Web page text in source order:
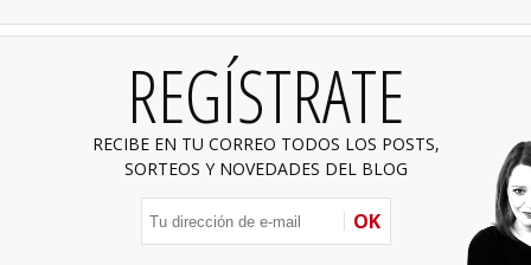
REGÍSTRATE
RECIBE EN TU CORREO TODOS LOS POSTS,
SORTEOS Y NOVEDADES DEL BLOG
OK